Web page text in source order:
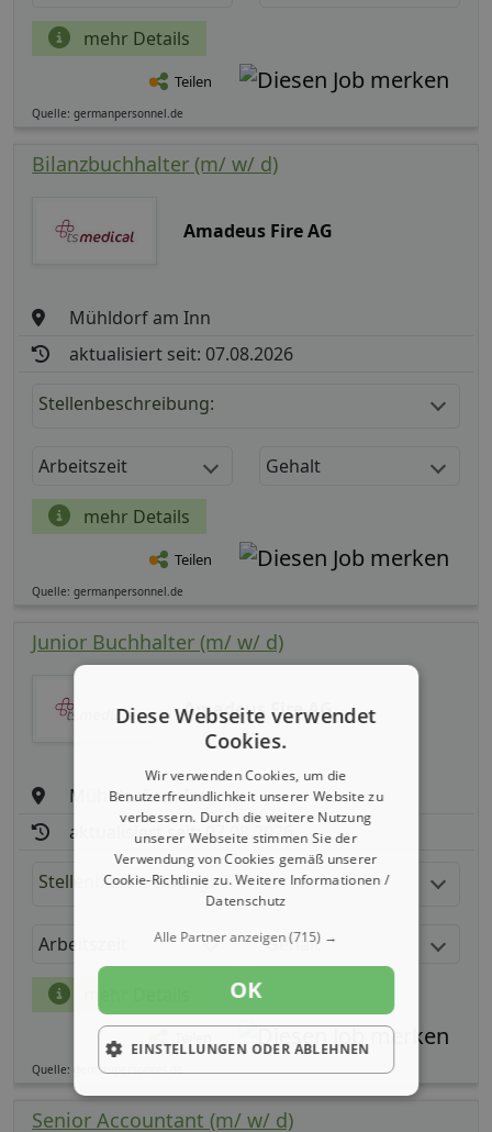
mehr Details
Teilen
Quelle: germanpersonnel.de
Bilanzbuchhalter (m/ w/ d)
Amadeus Fire AG
Mühldorf am Inn
aktualisiert seit: 07.08.2026
Stellenbeschreibung:
Arbeitszeit Gehalt
mehr Details
Teilen
Quelle: germanpersonnel.de
Junior Buchhalter (m/ w/ d)
Amadeus Fire AG
Mühldorf am Inn
aktualisiert seit: 07.08.2026
Stellenbeschreibung:
Arbeitszeit Gehalt
Quelle: germanpersonnel.de
Senior Accountant (m/ w/ d)
Diese Webseite verwendet
Cookies.
Wir verwenden Cookies, um die
Benutzerfreundlichkeit unserer Website zu
verbessern. Durch die weitere Nutzung
unserer Webseite stimmen Sie der
Verwendung von Cookies gemäß unserer
Cookie-Richtlinie zu.Weitere Informationen /
Datenschutz
Alle Partner anzeigen(715) →
OK
EINSTELLUNGEN ODER ABLEHNEN